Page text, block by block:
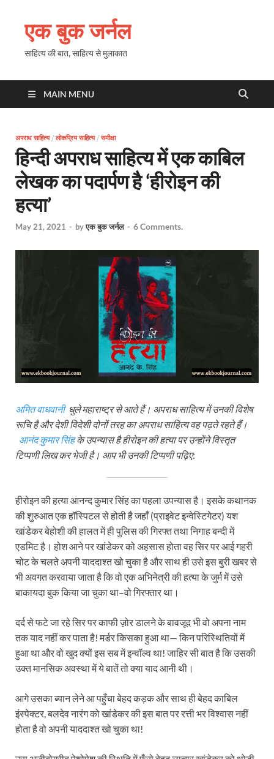
एक बुक जर्नल
साहित्य की बात, साहित्य से मुलाकात
MAIN MENU
अपराध साहित्य/ लोकप्रिय साहित्य/ समीक्षा
हिन्दी अपराध साहित्य में एक काबिल
लेखक का पदार्पण है ‘हीरोइन की
हत्या’
May 21, 2021 - byएक बुक जर्नल - 6 Comments.
अमित वाधवानीधुले महाराष्ट्र से आते हैं। अपराध साहित्य में उनकी विशेष
रूचि है और देशी विदेशी दोनों तरह का अपराध साहित्य वह पढ़ते रहते हैं।
आनंद कुमार सिंहके उपन्यास है हीरोइन की हत्या पर उन्होंने विस्तृत
टिप्पणी लिख कर भेजी है। आप भी उनकी टिप्पणी पढ़िए:
हीरोइन की हत्या आनन्द कुमार सिंह का पहला उपन्यास है। इसके कथानक
की शुरुआत एक हॉस्पिटल से होती है जहाँ (प्राइवेट इन्वेस्टिगेटर) यश
खांडेकर बेहोशी की हालत में ही पुलिस की गिरफ्त तथा निगाह बन्दी में
एडमिट है। होश आने पर खांडेकर को अहसास होता वह सिर पर आई गहरी
चोट के चलते अपनी याददाश्त खो चुका है और साथ ही उसे इस बुरी खबर से
भी अवगत करवाया जाता है कि वो एक अभिनेत्री की हत्या के जुर्म में उसे
बाकायदा बुक किया जा चुका था–वो गिरफ्तार था।
दर्द से फटे जा रहे सिर पर काफी ज़ोर डालने के बावजूद भी वो अपना नाम
तक याद नहीं कर पाता है! मर्डर किसका हुआ था— किन परिस्थितियों में
हुआ था और वो खुद क्यों इस सब में इन्वॉल्व था! जाहिर सी बात है कि उसकी
उक्त मानसिक अवस्था में ये बातें तो क्या याद आनी थी।
आगे उसका ब्यान लेने आ पहुँचा बेहद कड़क और साथ ही बेहद काबिल
इंस्पेक्टर, बलदेव नारंग को खांडेकर की इस बात पर रत्ती भर विश्वास नहीं
होता है वो अपनी याददाश्त खो चुका था!